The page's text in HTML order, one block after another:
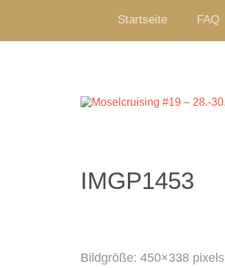
Startseite FAQ
IMGP1453
Bildgröße: 450×338 pixels